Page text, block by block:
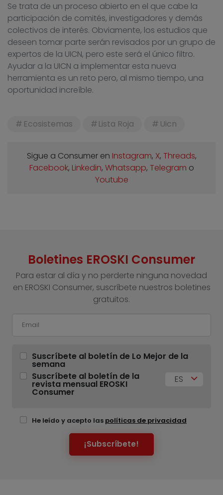
Se trata de un proceso abierto en el que cabe la
participación de comités, investigadores y demás
colectivos de interés. Obviamente, los estudios que
deseen tomar parte serán revisados por un grupo de
expertos de la UICN, pero este será el único filtro.
Ayudar a la UICN a implementar esta nueva
herramienta es un reto pero, al mismo tiempo, una
oportunidad increíble.
Ecosistemas Lista Roja Uicn
Sigue a Consumer en Instagram, X, Threads,
Facebook, Linkedin, Whatsapp, Telegram o
Youtube
Boletines EROSKI Consumer
Para estar al día y no perderte ninguna novedad
en EROSKI Consumer, suscríbete nuestros boletines
gratuitos.
Suscríbete al boletín de Lo Mejor de la
semana
Suscríbete al boletín de la
revista mensual EROSKI
Consumer
ES
He leído y acepto las políticas de privacidad
¡Subscríbete!